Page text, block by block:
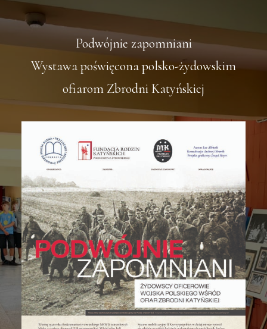
Podwójnie zapomniani
Wystawa poświęcona polsko-żydowskim
ofiarom Zbrodni Katyńskiej